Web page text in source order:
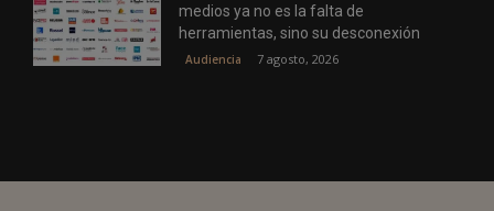
medios ya no es la falta de
herramientas, sino su desconexión
Audiencia 7 agosto, 2026